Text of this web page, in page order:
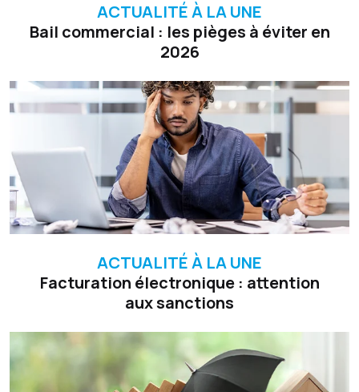
ACTUALITÉ À LA UNE
Bail commercial : les pièges à éviter en
2026
ACTUALITÉ À LA UNE
Facturation électronique : attention
aux sanctions